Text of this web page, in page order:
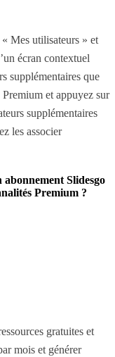
Mes utilisateurs » et
écran contextuel
supplémentaires que
et appuyez sur
supplémentaires
les associer
Slidesgo
Premium ?
gratuites et
mois et générer